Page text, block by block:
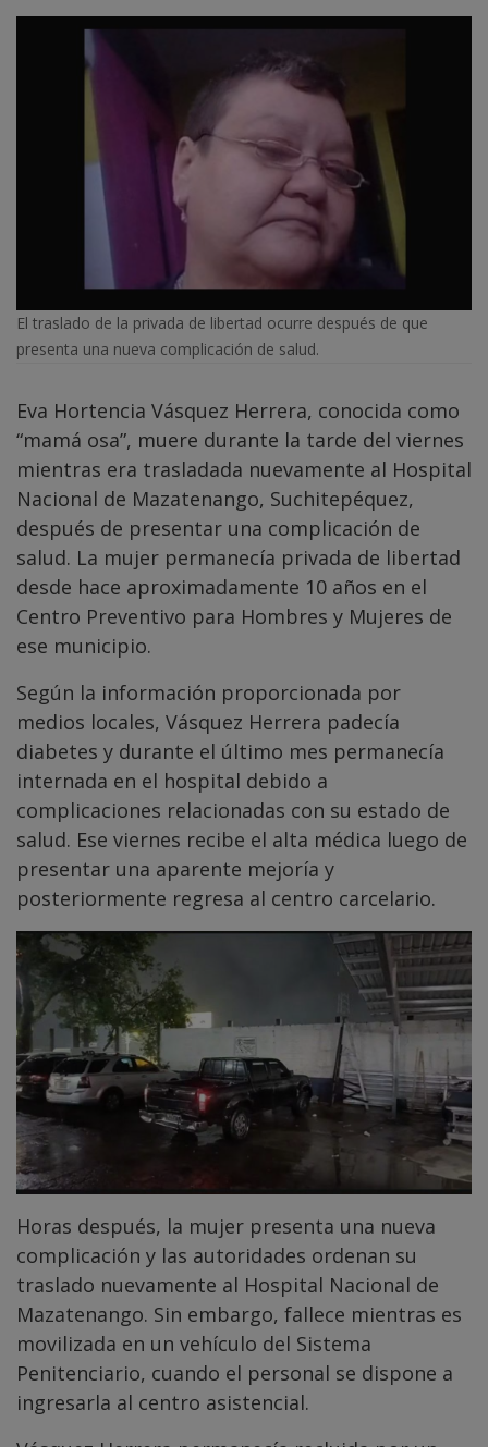
El traslado de la privada de libertad ocurre después de que
presenta una nueva complicación de salud.
Eva Hortencia Vásquez Herrera, conocida como
“mamá osa”, muere durante la tarde del viernes
mientras era trasladada nuevamente al Hospital
Nacional de Mazatenango, Suchitepéquez,
después de presentar una complicación de
salud. La mujer permanecía privada de libertad
desde hace aproximadamente 10 años en el
Centro Preventivo para Hombres y Mujeres de
ese municipio.
Según la información proporcionada por
medios locales, Vásquez Herrera padecía
diabetes y durante el último mes permanecía
internada en el hospital debido a
complicaciones relacionadas con su estado de
salud. Ese viernes recibe el alta médica luego de
presentar una aparente mejoría y
posteriormente regresa al centro carcelario.
Horas después, la mujer presenta una nueva
complicación y las autoridades ordenan su
traslado nuevamente al Hospital Nacional de
Mazatenango. Sin embargo, fallece mientras es
movilizada en un vehículo del Sistema
Penitenciario, cuando el personal se dispone a
ingresarla al centro asistencial.